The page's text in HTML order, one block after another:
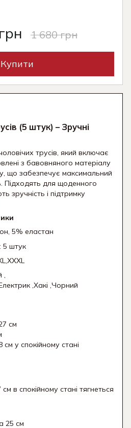
1 680 грн
Купити
(5 штук) – Зручні
трусів, який включає
з бавовняного матеріалу
що забезпечує максимальний
Підходять для щоденного
зручність і підтримку
5% еластан
: 5 штук
,
,Хакі ,Чорний
см
см у спокійному стані
в спокійному стані тягнеться
25 см